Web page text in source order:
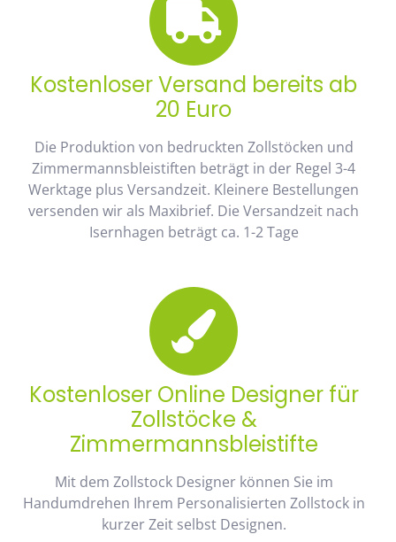
Kostenloser Versand bereits ab
20 Euro
Die Produktion von bedruckten Zollstöcken und
Zimmermannsbleistiften beträgt in der Regel 3-4
Werktage plus Versandzeit. Kleinere Bestellungen
versenden wir als Maxibrief. Die Versandzeit nach
Isernhagen beträgt ca. 1-2 Tage
Kostenloser Online Designer für
Zollstöcke &
Zimmermannsbleistifte
Mit dem Zollstock Designer können Sie im
Handumdrehen Ihrem Personalisierten Zollstock in
kurzer Zeit selbst Designen.